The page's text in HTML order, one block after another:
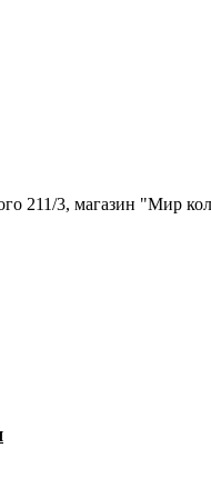
211/3, магазин "Мир